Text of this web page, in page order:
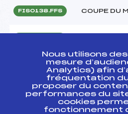
FIS0138.FFS COUPE DU
FIS0116.FFS COUPE DU
FIS0114
COUPE DU
RELAIS
Nous utilisons
mesure
Analytics) afin
fréquentation
proposer du
performances du
cookies
fonctionnement